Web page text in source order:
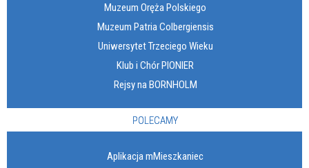
Muzeum Oręża Polskiego
Muzeum Patria Colbergiensis
Uniwersytet Trzeciego Wieku
Klub i Chór PIONIER
Rejsy na BORNHOLM
POLECAMY
Aplikacja mMieszkaniec